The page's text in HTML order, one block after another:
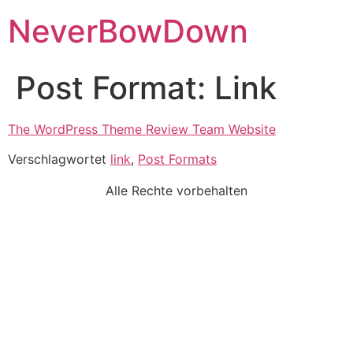
NeverBowDown
Post Format: Link
The WordPress Theme Review Team Website
Verschlagwortet link, Post Formats
Alle Rechte vorbehalten